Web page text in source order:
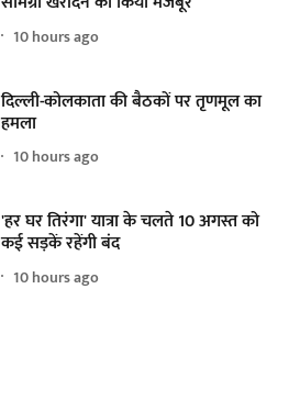
10 hours ago
दिल्ली-कोलकाता की बैठकों पर तृणमूल का
हमला
10 hours ago
'हर घर तिरंगा' यात्रा के चलते 10 अगस्त को
कई सड़कें रहेंगी बंद
10 hours ago